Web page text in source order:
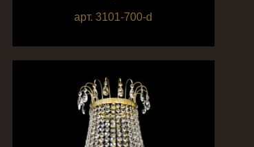
арт. 3101-700-d